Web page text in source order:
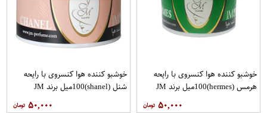
خوشبو کننده هوا کنسروی با رایحه
هرمس (hermes)100میل برند JM
۵۰,۰۰۰
خوشبو کننده هوا کنسروی با رایحه
شنل (shanel)100میل برند JM
۵۰,۰۰۰